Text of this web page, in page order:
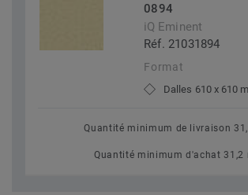
0894
iQ Eminent
Réf. 21031894
Format
Dalles 610 x 610
Quantité minimum de livraison
Quantité minimum d'achat 31,2